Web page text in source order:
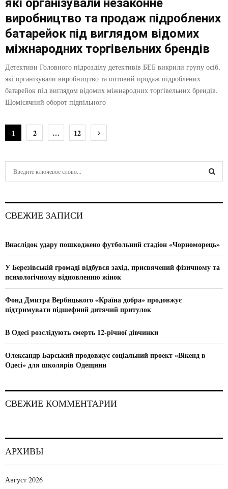
які організували незаконне
виробництво та продаж підроблених
батарейок під виглядом відомих
міжнародних торгівельних брендів
Детективи Головного підрозділу детективів БЕБ викрили групу осіб,
які організували виробництво та оптовий продаж підроблених
батарейок під виглядом відомих міжнародних торгівельних брендів.
Щомісячний оборот підпільного
Н
г
ц
и
я
п
о
з
а
п
и
с
м
1 2 … 12
h
o
:
C
СВЕЖИЕ ЗАПИСИ
Внаслідок удару пошкоджено футбольний стадіон «Чорноморець»
У Березівській громаді відбувся захід, присвячений фізичному та
психологічному відновленню жінок
Фонд Дмитра Вербицького «Країна добра» продовжує
підтримувати підшефний дитячий притулок
В Одесі розслідують смерть 12-річної дівчинки
Олександр Барський продовжує соціальний проект «Вікенд в
Одесі» для школярів Одещини
СВЕЖИЕ КОММЕНТАРИИ
АРХИВЫ
Август 2026